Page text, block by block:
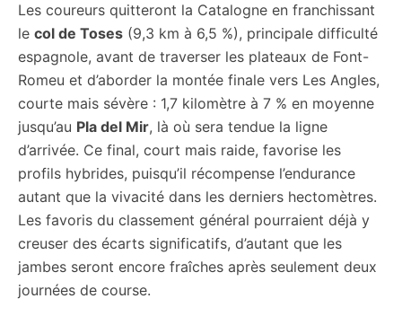
Les coureurs quitteront la Catalogne en franchissant
le col de Toses (9,3 km à 6,5 %), principale difficulté
espagnole, avant de traverser les plateaux de Font-
Romeu et d’aborder la montée finale vers Les Angles,
courte mais sévère : 1,7 kilomètre à 7 % en moyenne
jusqu’au Pla del Mir, là où sera tendue la ligne
d’arrivée. Ce final, court mais raide, favorise les
profils hybrides, puisqu’il récompense l’endurance
autant que la vivacité dans les derniers hectomètres.
Les favoris du classement général pourraient déjà y
creuser des écarts significatifs, d’autant que les
jambes seront encore fraîches après seulement deux
journées de course.